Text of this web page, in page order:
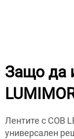
Защо да
Лентите с COB
универсален